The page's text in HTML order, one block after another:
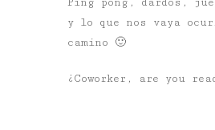
y lo que nos vaya
camino 🙂
¿Coworker, are you